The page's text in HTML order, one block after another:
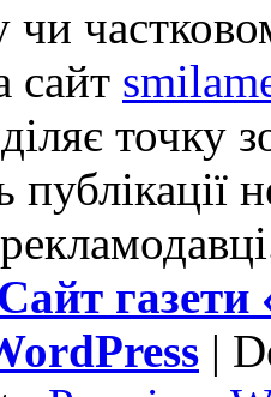
сайт
точку
публікації
Сайт
|